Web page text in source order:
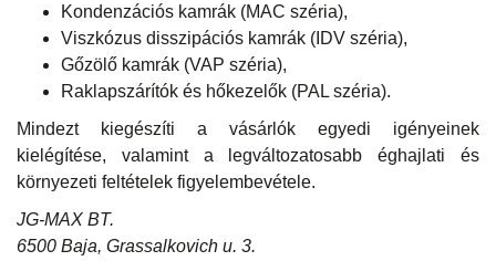
Kondenzációs kamrák (MAC széria),
Viszkózus disszipációs kamrák (IDV széria),
Gőzölő kamrák (VAP széria),
Raklapszárítók és hőkezelők (PAL széria).
Mindezt kiegészíti a vásárlók egyedi igényeinek
kielégítése, valamint a legváltozatosabb éghajlati és
környezeti feltételek figyelembevétele.
JG-MAX BT.
6500 Baja, Grassalkovich u. 3.